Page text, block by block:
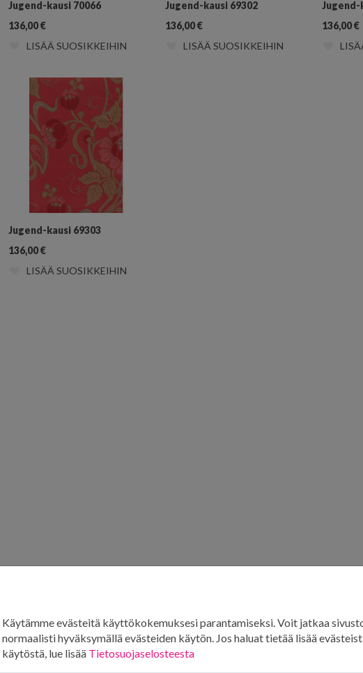
Jugend-kausi 70066
136,00€
LISÄÄ SUOSIKKEIHIN
Jugend-kausi 69302
136,00€
LISÄÄ SUOSIKKEIHIN
Jugend-
136,00€
Jugend-kausi 69303
136,00€
LISÄÄ SUOSIKKEIHIN
Käytämme evästeitä käyttökokemuksesi parantamiseksi. Voit jatkaa
normaalisti hyväksymällä evästeiden käytön. Jos haluat tietää lisää
käytöstä, lue lisää Tietosuojaselosteesta